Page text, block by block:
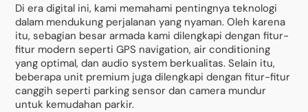
Di era digital ini, kami memahami pentingnya teknologi
dalam mendukung perjalanan yang nyaman. Oleh karena
itu, sebagian besar armada kami dilengkapi dengan fitur-
fitur modern seperti GPS navigation, air conditioning
yang optimal, dan audio system berkualitas. Selain itu,
beberapa unit premium juga dilengkapi dengan fitur-fitur
canggih seperti parking sensor dan camera mundur
untuk kemudahan parkir.